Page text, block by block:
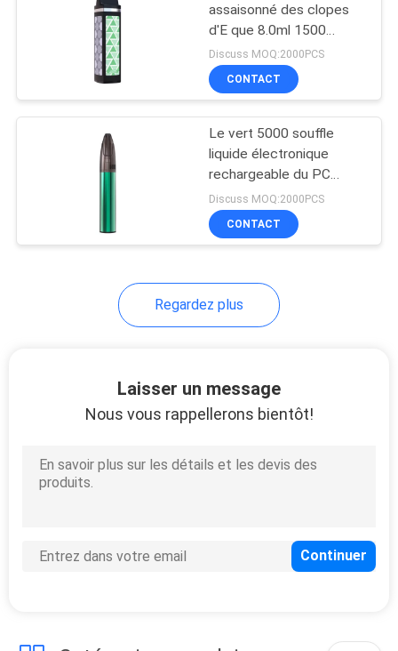
Kits de démarreur
de système de
cosse
Diffuseur Vape de
Cigarette
assaisonné des clopes
d'E que 8.0ml 1500
souffle stylo de
1200mAh Vape
Discuss MOQ:2000PCS
CONTACT
Le vert 5000 souffle
liquide électronique
rechargeable du PC
4.0ml E de cigarette
Discuss MOQ:2000PCS
CONTACT
Regardez plus
Laisser un message
Nous vous rappellerons bientôt!